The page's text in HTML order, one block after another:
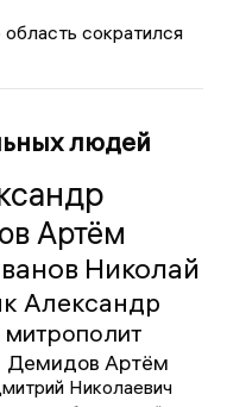
сократился
людей
Артём
Николай
Александр
митрополит
Демидов Артём
Николаевич